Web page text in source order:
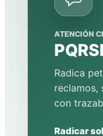
ATENCIÓN
Radica
reclamos,
con
Radicar